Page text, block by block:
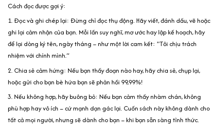
Cách đọc được gợi ý:
1. Đọc và ghi chép lại: Đừng chỉ đọc thụ động. Hãy viết, đánh dấu, vẽ hoặc
ghi lại cảm nhận của bạn. Mỗi lần suy nghĩ, mơ ước hay lập kế hoạch, hãy
để lại dòng ký tên, ngày tháng – như một lời cam kết: “Tôi chịu trách
nhiệm với chính mình.”
2. Chia sẻ cảm hứng: Nếu bạn thấy đoạn nào hay, hãy chia sẻ, chụp lại,
hoặc gửi cho bạn bè hứa bạn sẽ phản hồi 99,99%!
3. Nếu không hợp, hãy buông bỏ: Nếu bạn cảm thấy nhàm chán, không
phù hợp hay vô ích – cứ mạnh dạn gác lại. Cuốn sách này không dành cho
tất cả mọi người, nhưng sẽ dành cho bạn – khi bạn sẵn sàng tỉnh thức.